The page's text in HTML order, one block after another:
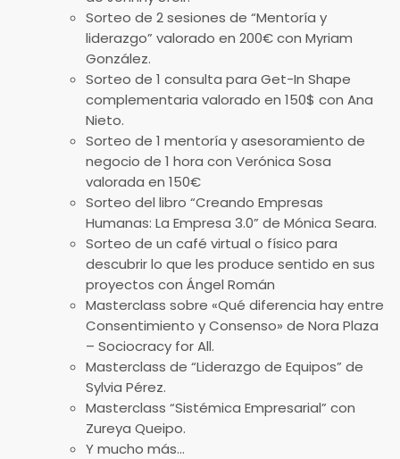
Sorteo de 2 sesiones de “Mentoría y
liderazgo” valorado en 200€ con Myriam
González.
Sorteo de 1 consulta para Get-In Shape
complementaria valorado en 150$ con Ana
Nieto.
Sorteo de 1 mentoría y asesoramiento de
negocio de 1 hora con Verónica Sosa
valorada en 150€
Sorteo del libro “Creando Empresas
Humanas: La Empresa 3.0” de Mónica Seara.
Sorteo de un café virtual o físico para
descubrir lo que les produce sentido en sus
proyectos con Ángel Román
Masterclass sobre «Qué diferencia hay entre
Consentimiento y Consenso» de Nora Plaza
– Sociocracy for All.
Masterclass de “Liderazgo de Equipos” de
Sylvia Pérez.
Masterclass “Sistémica Empresarial” con
Zureya Queipo.
Y mucho más…